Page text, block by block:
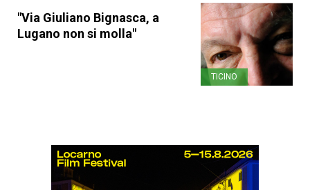
"Via Giuliano Bignasca, a
Lugano non si molla"
TICINO